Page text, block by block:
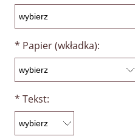
* Papier (wkładka):
* Tekst: